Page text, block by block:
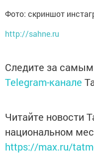
Фото: скриншот
http://sahne.ru
Следите за
Telegram-канале
Читайте новости
национальном
https://max.ru/